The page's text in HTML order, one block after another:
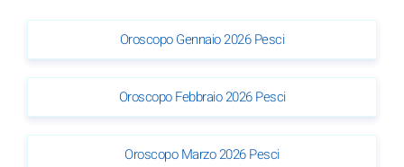
Oroscopo Gennaio 2026 Pesci
Oroscopo Febbraio 2026 Pesci
Oroscopo Marzo 2026 Pesci